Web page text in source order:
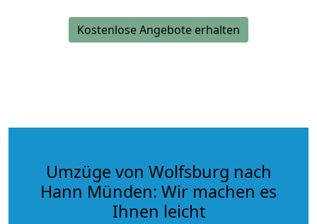
Kostenlose Angebote erhalten
Umzüge von Wolfsburg nach
Hann Münden: Wir machen es
Ihnen leicht